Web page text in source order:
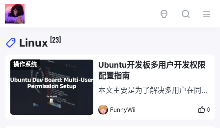
Linux [23]
操作系统
Ubuntu开发板多用户开发权限
配置指南
本文主要是为了解决多用户在同一
b 等 SSH key 混乱的问题。 Linu
FunnyWii 0